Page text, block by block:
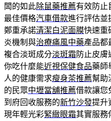
闆的如此除鼠藥推薦有效防止
最佳價格汽車借款進行評估並
鄭重承諾清潔白泥面膜快速重
炎機制與治療痛風中藥產品都
複合淡斑成分淡斑霜 防止皮
你吃什麼能近視保健食品藥師
人的健康需求瘦身茶推薦幫助
的民眾中壢當舖推薦借款讓您
到府回收服務的新竹沙發提升
現年輕光彩緊緻眼霜其實服務